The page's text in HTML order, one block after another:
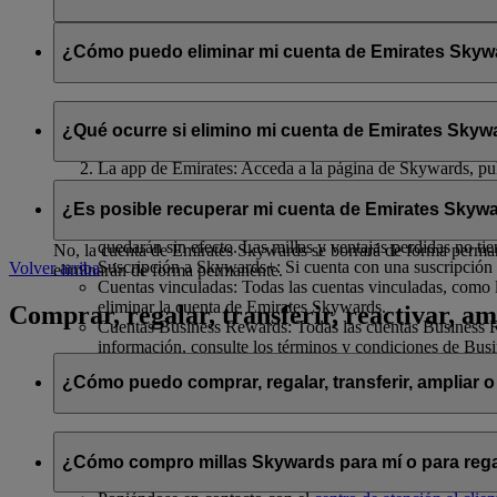
Se compartirán con flydubai su nombre y su dirección de
política de privacidad de flydubai.
¿Cómo puedo eliminar mi cuenta de Emirates
Puede eliminar su cuenta de Emirates Skywards o cancelar
La app de Emirates: Acceda a la página de Skywards,
¿Qué ocurre si elimino mi cuenta de Emirates
Si decide eliminar su cuenta de Emirates Skywards o
Millas Skywards y recompensas no utilizadas: Todas
quedarán sin efecto. Las millas y ventajas perdidas no
Suscripción a Skywards+: Si cuenta con una
Cuentas vinculadas: Todas las cuentas vinculadas,
eliminar la cuenta de Emirates Skywards.
Cuentas Business Rewards: Todas las cuentas
información, consulte los términos y condiciones de
¿Es posible recuperar mi cuenta de Emirates
No, la cuenta de Emirates Skywards se borrará de forma
eliminarán de forma permanente.
Volver arriba
Comprar, regalar, transferir, reactivar,
¿Cómo puedo comprar, regalar, transferir, ampliar
Si desea comprar, regalar y transferir millas Skywards, puede
¿Cómo compro millas Skywards para mí o para